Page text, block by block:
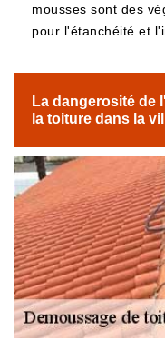
mousses sont des
pour l'étanchéité et
La dangerosité de
la toiture dans la